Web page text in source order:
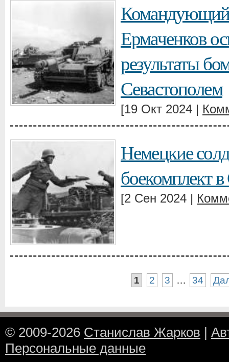
Ермаченков
результаты
Севастополем
[19 Окт 2024 |
Немецкие
боекомплект
[2 Сен 2024 |
1 2 3 … 34
© 2009-2026 Станислав Жарков |
Персональные данные